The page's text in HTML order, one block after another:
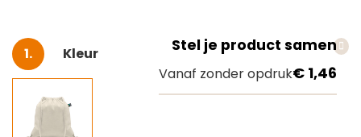
Stel je product samen
Vanaf zonder opdruk€ 1,46
Selecteer
Kleur